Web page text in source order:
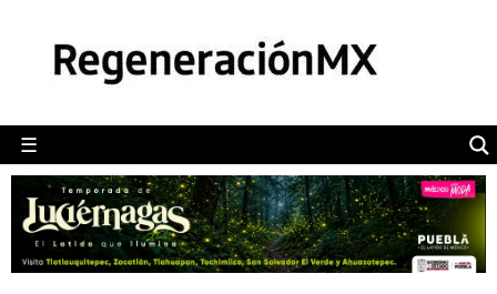
☰
POLÍTICA
CAMALEÓN
OPINIÓN
DEPORTES